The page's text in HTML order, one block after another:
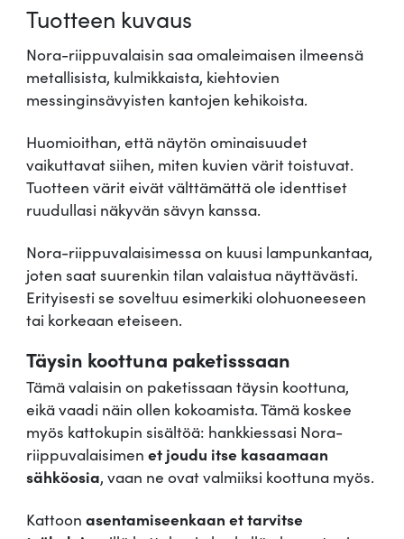
€
.
i
s
N
o
r
a
m
ä
r
ä
Tuotteen kuvaus
Nora-riippuvalaisin saa omaleimaisen ilmeensä
metallisista, kulmikkaista, kiehtovien
messinginsävyisten kantojen kehikoista.
Huomioithan, että näytön ominaisuudet
vaikuttavat siihen, miten kuvien värit toistuvat.
Tuotteen värit eivät välttämättä ole identtiset
ruudullasi näkyvän sävyn kanssa.
Nora-riippuvalaisimessa on kuusi lampunkantaa,
joten saat suurenkin tilan valaistua näyttävästi.
Erityisesti se soveltuu esimerkiki olohuoneeseen
tai korkeaan eteiseen.
Täysin koottuna paketisssaan
Tämä valaisin on paketissaan täysin koottuna,
eikä vaadi näin ollen kokoamista. Tämä koskee
myös kattokupin sisältöä: hankkiessasi Nora-
riippuvalaisimen et joudu itse kasaamaan
sähköosia, vaan ne ovat valmiiksi koottuna myös.
Kattoon asentamiseenkaan et tarvitse